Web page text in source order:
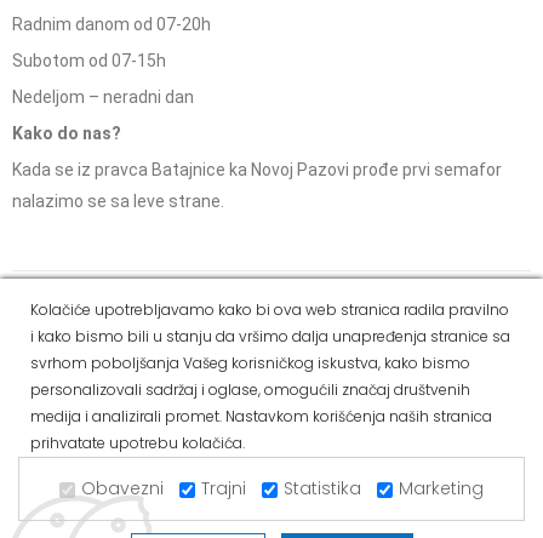
Radnim danom od 07-20h
Subotom od 07-15h
Nedeljom – neradni dan
Kako do nas?
Kada se iz pravca Batajnice ka Novoj Pazovi prođe prvi semafor
nalazimo se sa leve strane.
Copyright © 2021 Alvos. All Rights Reserved.
Izrada internet prodavnice i SEO - Web Business Solutions
Dostava i
način
plaćanja
Politika
privatnosti
Kako
kupiti
Reklamacije i pravo
na odustajanje
Social Media
Kolačiće upotrebljavamo kako bi ova web stranica radila pravilno
i kako bismo bili u stanju da vršimo dalja unapređenja stranice sa
svrhom poboljšanja Vašeg korisničkog iskustva, kako bismo
personalizovali sadržaj i oglase, omogućili značaj društvenih
medija i analizirali promet. Nastavkom korišćenja naših stranica
prihvatate upotrebu kolačića.
Obavezni Trajni Statistika Marketing